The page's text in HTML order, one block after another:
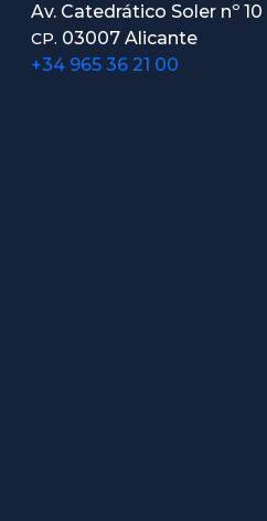
Av. Catedrático Soler nº 10
CP. 03007 Alicante
+34 965 36 21 00